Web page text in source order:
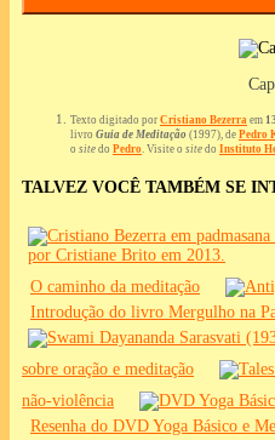
Texto digitado por Cristiano Bezerra em 13
livro Guia de Meditação (1997), de Pedro
o site do Pedro . Visite o site do Instituto
TALVEZ VOCÊ TAMBÉM SE
O caminho da meditação
Introdução do livro Mergulho na
sobre oração e meditação
não-violência
Resenha do DVD Yoga Básico e